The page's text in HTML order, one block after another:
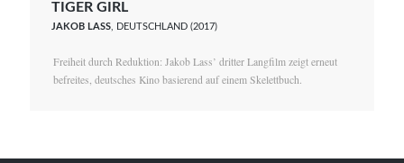
TIGER GIRL
JAKOB LASS, DEUTSCHLAND (2017)
Freiheit durch Reduktion: Jakob Lass’ dritter Langfilm zeigt erneut
befreites, deutsches Kino basierend auf einem Skelettbuch.